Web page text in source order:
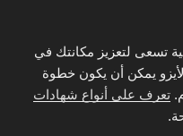
تسعى لتعزيز مكانتك في
يمكن أن يكون خطوة
تعرف على أنواع شهادات